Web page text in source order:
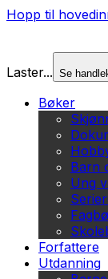
Hopp til
Laster... Se
Bøker
Barn
Ung
Forfattere
Utdanning